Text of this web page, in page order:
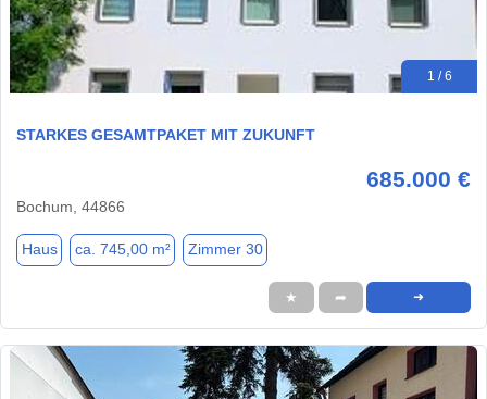
1 / 6
STARKES GESAMTPAKET MIT ZUKUNFT
685.000 €
Bochum, 44866
Haus ca. 745,00 m² Zimmer 30
★ ➦ ➜